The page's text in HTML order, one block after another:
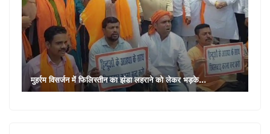
मुहर्रम विसर्जन में फिलिस्तीन का झंडा लहराने को लेकर भड़के…